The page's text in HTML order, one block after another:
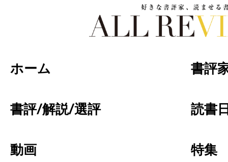
ホーム 書評
書評/解説/選評 読書
動画 特集